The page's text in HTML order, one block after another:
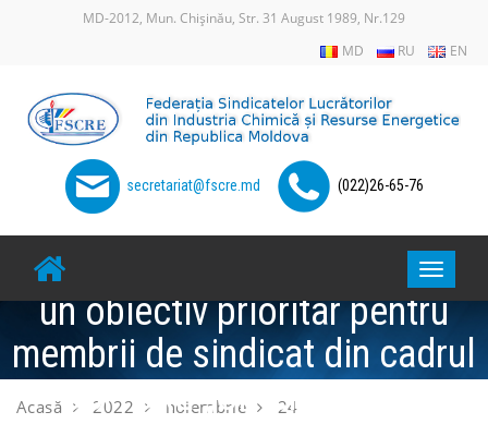
MD-2012, Mun. Chișinău, Str. 31 August 1989, Nr.129
MD
RU EN
secretariat@fscre.md (022)26-65-76
Toggle
Protecția social economică –
un obiectiv prioritar pentru
membrii de sindicat din cadrul
OSP SRL „Orhei – Gaz” .
Acasă 2022 noiembrie 24